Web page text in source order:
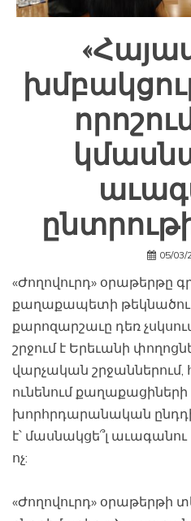
05/03/
«Ժողովուրդ» օրաթերթը
քաղաքապետի թեկնածու
քարոզարշաւը դեռ
շրջում է Երեւանի
վարչական շրջաններում,
ունենում
խորհրդարանական
է՝ մասնակցե՞լ աւագանու
ոչ:
«Ժողովուրդ» օրաթերթի